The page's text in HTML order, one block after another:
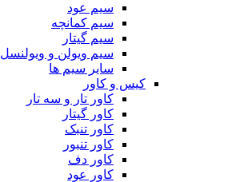
سیم عود
سیم کمانچه
سیم گیتار
سیم ویولن و ویولنسل
سایر سیم ها
کیس و کاور
کاور تار و سه تار
کاور گیتار
کاور تنبک
کاور تنبور
کاور دف
کاور عود